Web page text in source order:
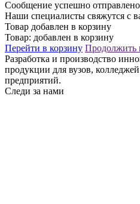
Сообщение успешно отправлено
Наши специалисты свяжутся с
Товар добавлен в корзину
Товар: добавлен в корзину
Перейти в корзину Продолжить
Разработка и производство
продукции для вузов,
предприятий.
Следи за нами